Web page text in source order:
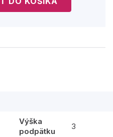
Výška
podpätku
3